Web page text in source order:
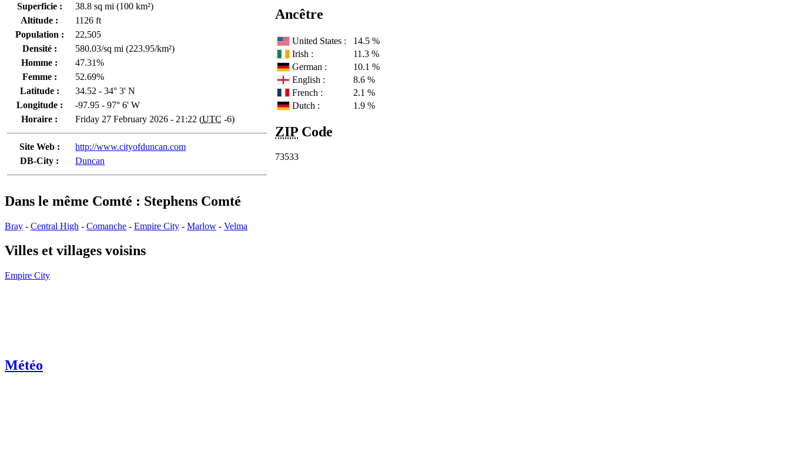
Superficie :
38.8 sq mi (100 km²)
Altitude :
1126 ft
Population :
22,505
Densité :
580.03/sq mi (223.95/km²)
Homme :
47.31%
Femme :
52.69%
Latitude :
34.52 - 34° 3' N
Longitude :
-97.95 - 97° 6' W
Horaire :
Friday 27 February 2026 - 21:22 (UTC -6)
Site Web :
http://www.cityofduncan.com
DB-City :
Duncan
Ancêtre
United States :
14.5 %
Irish :
11.3 %
German :
10.1 %
English :
8.6 %
French :
2.1 %
Dutch :
1.9 %
ZIP Code
73533
Dans le même Comté : Stephens Comté
Bray - Central High - Comanche - Empire City - Marlow - Velma
Villes et villages voisins
Empire City
Météo